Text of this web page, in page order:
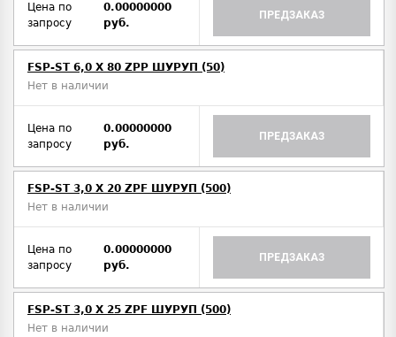
Цена по
запросу
0.00000000
руб.
ПРЕДЗАКАЗ
FSP-ST 6,0 X 80 ZPP ШУРУП (50)
Нет в наличии
Цена по
запросу
0.00000000
руб.
ПРЕДЗАКАЗ
FSP-ST 3,0 X 20 ZPF ШУРУП (500)
Нет в наличии
Цена по
запросу
0.00000000
руб.
ПРЕДЗАКАЗ
FSP-ST 3,0 X 25 ZPF ШУРУП (500)
Нет в наличии